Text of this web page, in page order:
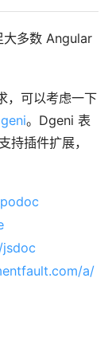
多数 Angular
，可以考虑一下
。Dgeni 表
持插件扩展，
jsdoc
a/